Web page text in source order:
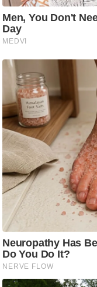
n
g
N
e
w
s
ला
इ
फ
स्टा
इ
ल
टे
क्नॉ
लॉ
जी
ब्यू
टी